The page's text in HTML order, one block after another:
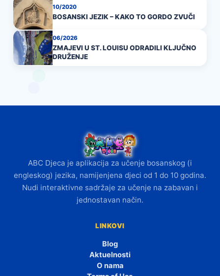
10/2020
BOSANSKI JEZIK – KAKO TO GORDO ZVUČI
06/2026
ZMAJEVI U ST. LOUISU ODRADILI KLJUČNO
DRUŽENJE
ABC Djeca je aplikacija za učenje bosanskog (i
engleskog) jezika, namijenjena djeci od 1 do 10 godina.
Nudi interaktivne sadržaje za učenje na zabavan i
jednostavan način.
LINKOVI
Blog
Aktuelnosti
O nama